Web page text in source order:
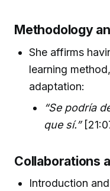
Methodology
She affirms
learning
adaptation:
“Se podría
que sí.”
Collaborations
Introduction